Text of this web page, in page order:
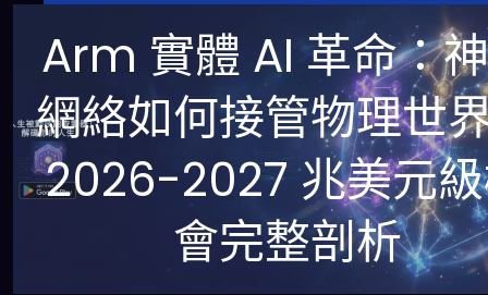
Arm 實體 AI 革命：
網絡如何接管物理世
2026-2027 兆美元
會完整剖析